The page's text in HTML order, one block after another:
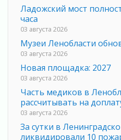
Ладожский мост
часа
03 августа 2026
Музеи Ленобласти
03 августа 2026
Новая площадка: 2027
03 августа 2026
Часть медиков в
рассчитывать на
03 августа 2026
За сутки в
ликвидировали 10